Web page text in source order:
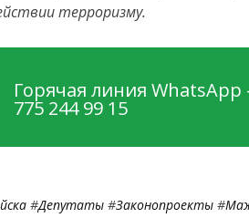
терроризму.
Горячая линия
775 244 99 15
#Депутаты #Законопроекты #